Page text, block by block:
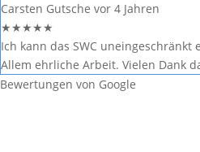
Carsten Gutsche vor 4 Jahren
★★★★★
Ich kann das SWC
Allem ehrliche Arbeit. Vielen Dank
Bewertungen von Google